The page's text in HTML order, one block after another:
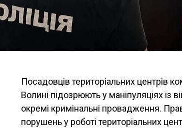
Посадовців територіальних центрів
Волині підозрюють у маніпуляціях із
окремі кримінальні провадження.
порушень у роботі територіальних